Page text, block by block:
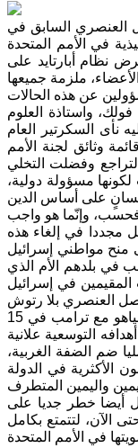
العنصري السابق في
في الأمم المتحدة
نظام أبارتايد على
ملزمة جميعها
فولك، واستاذة العلوم
نأى السكرتير العام
وثائق لجنة الأمم
وفضلت التخلي
مسؤولة دولية،
إنسانٍ على أساس الدين
مجددا في إلغاء هذه
منح مواطني إسرائيل
أجانب في بلدهم الأم الذي
في إسرائيل
إن التوسع الهائل للمستوطنات في الضفة الغربية يتوافق مع سياسة الفصل العنصري على أساس القضم التدريجي. ومنذ لقاء نتنياهو مع ترامب في 15
التوسعية علانية
ضم الضفة الغربية،
الأكثرية في الدولة
واليمين المتطرف
أيضا خطر جديا على
على هذه السياسة هو اعتراف بقية بلدان العالم بالدولة الفلسطينية التي تعترف بها 136 دولة حتى الآن، لتتمتع بكامل